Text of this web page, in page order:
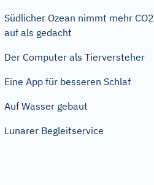
Südlicher Ozean nimmt mehr CO2
auf als gedacht
Der Computer als Tierversteher
Eine App für besseren Schlaf
Auf Wasser gebaut
Lunarer Begleitservice